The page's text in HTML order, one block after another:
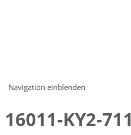
Navigation einblenden
16011-KY2-711